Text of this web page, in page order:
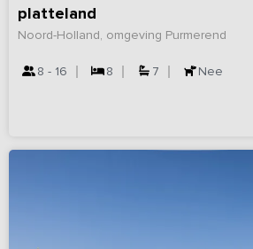
platteland
Noord-Holland, omgeving Purmerend
8 - 16 8 7 Nee